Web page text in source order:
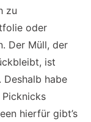
zu
oder
Der Müll, der
ist
Deshalb habe
hierfür gibt’s